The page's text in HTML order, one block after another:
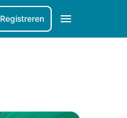
Registreren